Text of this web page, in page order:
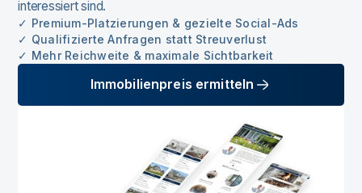
interessiert sind.
✓ Premium-Platzierungen & gezielte Social-Ads
✓ Qualifizierte Anfragen statt Streuverlust
✓ Mehr Reichweite & maximale Sichtbarkeit
Immobilienpreis ermitteln